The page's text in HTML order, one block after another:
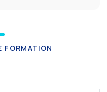
FORMATION